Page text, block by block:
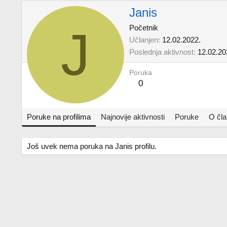
J
Janis
Početnik
Učlanjen 12.02.2022.
Poslednja aktivnost
Poruka
0
Poruke na profilima Najnovije aktivnosti Poruke O
Još uvek nema poruka na Janis profilu.